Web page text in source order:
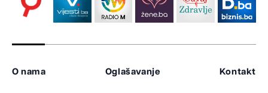
O nama Oglašavanje Kontakt